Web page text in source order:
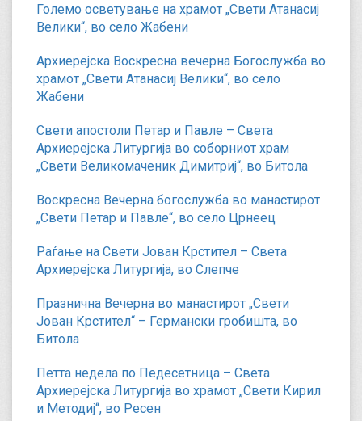
Големо осветување на храмот „Свети Атанасиј
Велики“, во село Жабени
Архиерејска Воскресна вечерна Богослужба во
храмот „Свети Атанасиј Велики“, во село
Жабени
Свети апостоли Петар и Павле – Света
Архиерејска Литургија во соборниот храм
„Свети Великомаченик Димитриј“, во Битола
Воскресна Вечерна богослужба во манастирот
„Свети Петар и Павле“, во село Црнеец
Раѓање на Свети Јован Крстител – Света
Архиерејска Литургија, во Слепче
Празнична Вечерна во манастирот „Свети
Јован Крстител“ – Германски гробишта, во
Битола
Петта недела по Педесетница – Света
Архиерејска Литургија во храмот „Свети Кирил
и Методиј“, во Ресен